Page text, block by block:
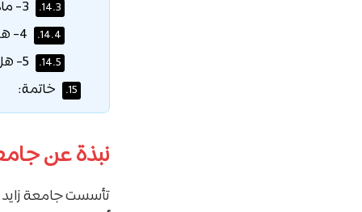
14.3.
14.4.
14.5.
15. خاتمة:
نبذة عن
تأسست جامعة زايد عام 1998، وهي جامعة وطنية رائدة تمتلك فرعين مجهزين